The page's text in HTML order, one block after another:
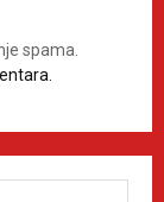
spama.